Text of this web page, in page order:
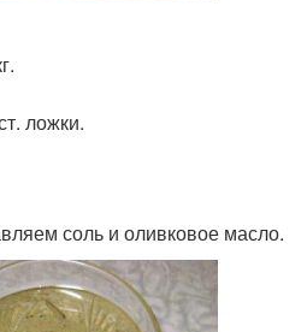
ложки.
соль и оливковое масло.